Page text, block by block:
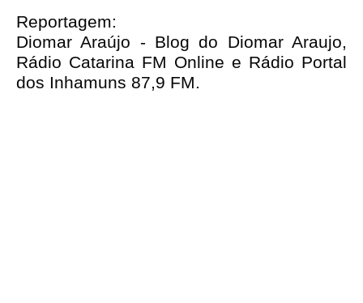
Reportagem:
Diomar Araújo - Blog do Diomar Araujo,
Rádio Catarina FM Online e Rádio Portal
dos Inhamuns 87,9 FM.